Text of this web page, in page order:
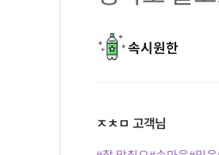
속시원한
ㅈㅊㅁ 고객님